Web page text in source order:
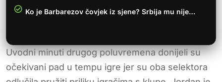
Ko je Barbarezov čovjek iz sjene? Srbija mu nije…
Uvodni minuti drugog poluvremena donijeli su
očekivani pad u tempu igre jer su oba selektora